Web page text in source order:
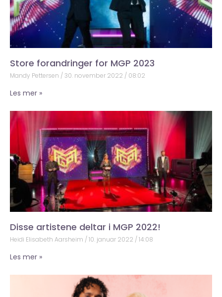
Store forandringer for MGP 2023
Mandy Pettersen 30. november 2022 08:02
Les mer »
Disse artistene deltar i MGP 2022!
Heidi Elisabeth Aarsheim 10. januar 2022 14:08
Les mer »